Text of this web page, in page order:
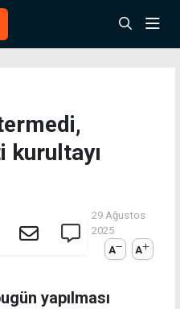
kurultayı
29 Ağustos
2025
A
A
yapılması